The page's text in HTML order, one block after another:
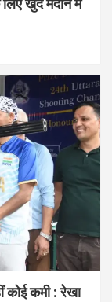
कोई कमी : रेखा